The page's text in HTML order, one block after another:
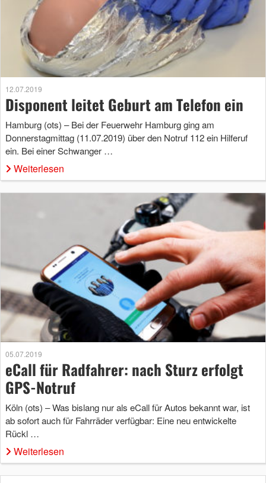
12.07.2019
Disponent leitet Geburt am Telefon ein
Hamburg (ots) – Bei der Feuerwehr Hamburg ging am
Donnerstagmittag (11.07.2019) über den Notruf 112 ein Hilferuf
ein. Bei einer Schwanger …
Weiterlesen
05.07.2019
eCall für Radfahrer: nach Sturz erfolgt
GPS-Notruf
Köln (ots) – Was bislang nur als eCall für Autos bekannt war, ist
ab sofort auch für Fahrräder verfügbar: Eine neu entwickelte
Rückl …
Weiterlesen